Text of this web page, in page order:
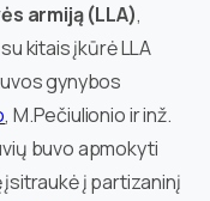
armiją (LLA),
kitais įkūrė LLA
gynybos
, M.Pečiulionio ir inž.
buvo apmokyti
į partizaninį